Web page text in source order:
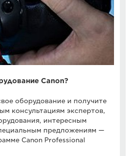
Canon?
оборудование и получите
консультациям экспертов,
интересным
предложениям —
Canon Professional